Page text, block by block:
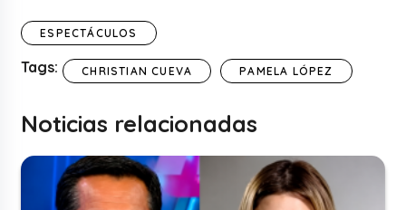
ESPECTÁCULOS
Tags: CHRISTIAN CUEVA PAMELA LÓPEZ
Noticias relacionadas